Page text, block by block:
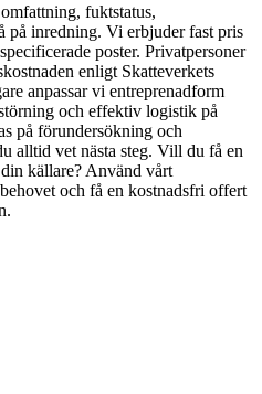
fuktstatus,
på inredning. Vi erbjuder fast pris
poster. Privatpersoner
enligt Skatteverkets
anpassar vi entreprenadform
och effektiv logistik på
på förundersökning och
alltid vet nästa steg. Vill du få en
källare? Använd vårt
och få en kostnadsfri offert